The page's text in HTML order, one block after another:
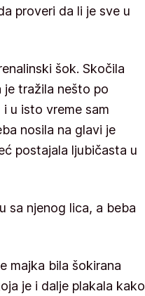
proveri da li je sve u
šok. Skočila
je tražila nešto po
u isto vreme sam
nosila na glavi je
postajala ljubičasta u
sa njenog lica, a beba
majka bila šokirana
je i dalje plakala kako